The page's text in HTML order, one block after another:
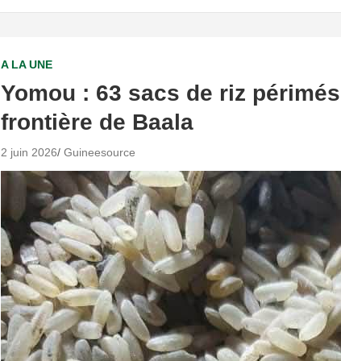
A LA UNE
Yomou : 63 sacs de riz
frontière de Baala
2 juin 2026 Guineesource